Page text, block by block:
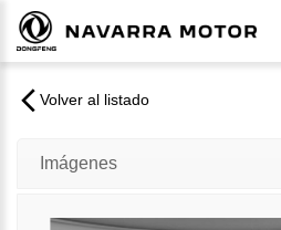
Volver al listado
Imágenes